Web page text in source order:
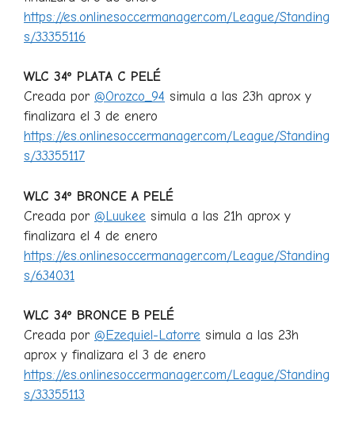
https://es.onlinesoccermanager.com/League/Standing
s/33355116
WLC 34º PLATA C PELÉ
Creada por @Orozco_94 simula a las 23h aprox y
finalizara el 3 de enero
https://es.onlinesoccermanager.com/League/Standing
s/33355117
WLC 34º BRONCE A PELÉ
Creada por @Luukee simula a las 21h aprox y
finalizara el 4 de enero
https://es.onlinesoccermanager.com/League/Standing
s/634031
WLC 34º BRONCE B PELÉ
Creada por @Ezequiel-Latorre simula a las 23h
aprox y finalizara el 3 de enero
https://es.onlinesoccermanager.com/League/Standing
s/33355113